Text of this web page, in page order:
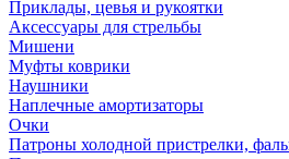
Приклады, цевья и рукоятки
Аксессуары для стрельбы
Мишени
Муфты коврики
Наушники
Наплечные амортизаторы
Очки
Патроны холодной пристрелки,